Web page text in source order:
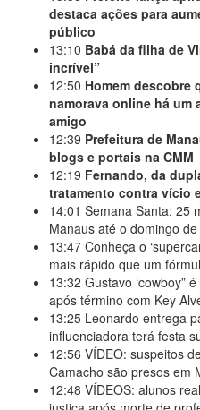
destaca ações para
público
13:10 Babá da filha de
incrível”
12:50 Homem descobre
namorava online há um
amigo
12:39 Prefeitura de
blogs e portais na CMM
12:19 Fernando, da
tratamento contra vício
14:01 Semana Santa: 25
Manaus até o domingo
13:47 Conheça o
mais rápido que um
13:32 Gustavo ‘cowboy”
após término com Key
13:25 Leonardo entrega
influenciadora terá festa
12:56 VÍDEO: suspeitos
Camacho são presos em
12:48 VÍDEOS: alunos